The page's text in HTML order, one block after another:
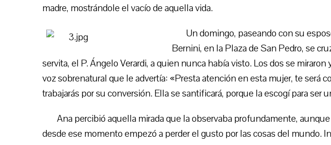
madre, mostrándole el vacío de aquella vida.
Un domingo, paseando con su
Bernini, en la Plaza de San Pedro, se
servita, el P. Ángelo Verardi, a quien nunca había visto. Los dos se
voz sobrenatural que le advertía: «Presta atención en esta mujer, te será
trabajarás por su conversión. Ella se santificará, porque la escogí para ser
Ana percibió aquella mirada que la observaba profundamente,
desde ese momento empezó a perder el gusto por las cosas del mundo.